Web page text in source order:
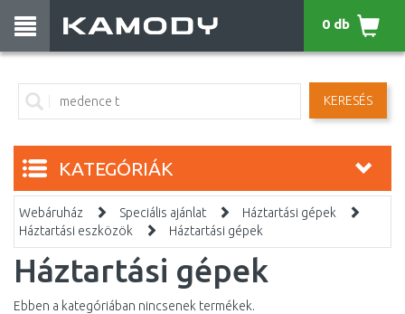
KERESÉS
0 db
KATEGÓRIÁK
Webáruház Speciális ajánlat
Háztartási gépek
Háztartási eszközök
Háztartási gépek
Háztartási gépek
Ebben a kategóriában nincsenek termékek.